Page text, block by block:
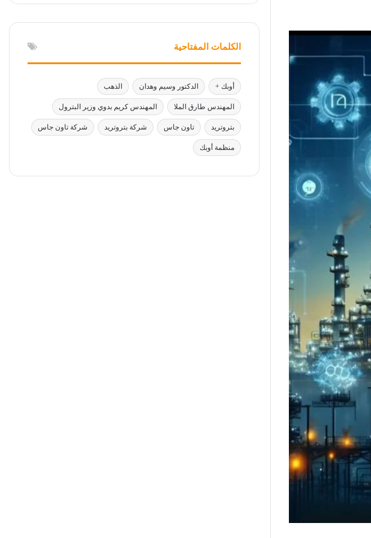
الكلمات المفتاحية
أوبك + الدكتور وسيم وهدان الذهب
المهندس طارق الملا المهندس كريم بدوي وزير البترول
بتروتريد تاون جاس شركة بتروتريد شركة تاون جاس
منظمة أوبك